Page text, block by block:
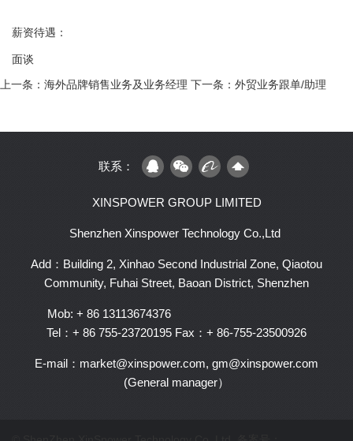
薪资待遇：
面谈
上一条：海外品牌销售业务及业务经理 下一条：外贸业务跟单/助理
联系：
XINSPOWER GROUP LIMITED
Shenzhen Xinspower Technology Co.,Ltd
Add：Building 2, Xinhao Second Industrial Zone, Qiaotou
Community, Fuhai Street, Baoan District, Shenzhen
Mob: + 86 13113674376
Tel：+ 86 755-23720195 Fax：+ 86-755-23500926
E-mail：market@xinspower.com, gm@xinspower.com
(General manager）